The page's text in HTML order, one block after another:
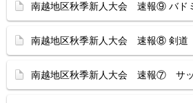
南越地区秋季新人大会 速報⑨ バド
南越地区秋季新人大会 速報⑧ 剣道
南越地区秋季新人大会 速報⑦ サ